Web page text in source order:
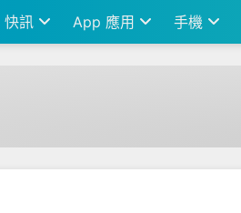
快訊 App 應用 手機